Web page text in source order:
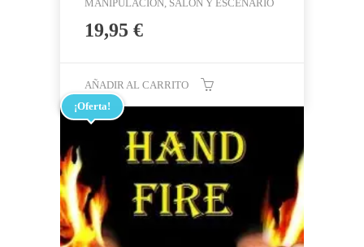
MANIPULACIÓN, SALÓN Y ESCENARIO
19,95 €
AÑADIR AL CARRITO
¡Oferta!